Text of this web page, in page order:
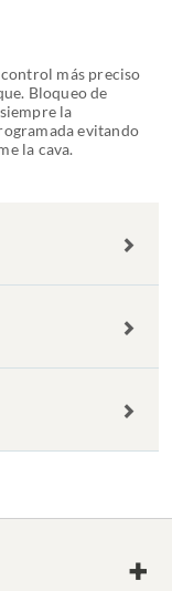
más preciso
Bloqueo de
la
evitando
la cava.
+